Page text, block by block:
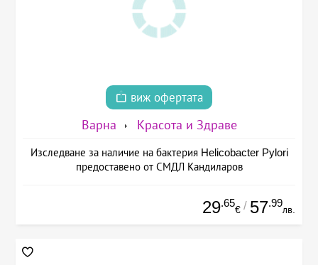
виж офертата
Варна Красота и Здраве
Изследване за наличие на бактерия Helicobacter Pylori
предоставено от СМДЛ Кандиларов
29.65
€ / 57.99
лв.